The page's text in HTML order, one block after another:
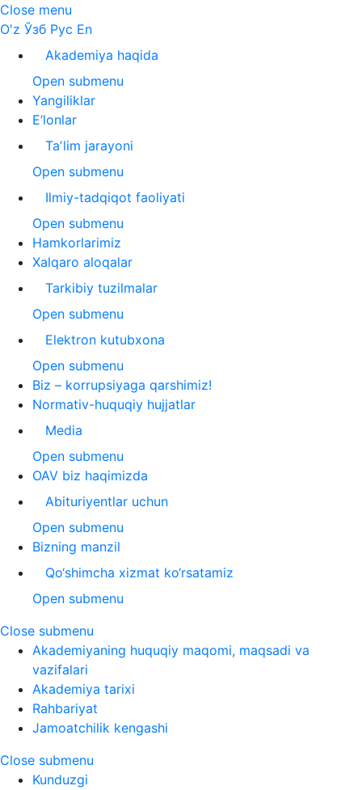
Close menu
O'z Ўзб Рус En
Akademiya haqida
Open submenu
Yangiliklar
E’lonlar
Taʼlim jarayoni
Open submenu
Ilmiy-tadqiqot faoliyati
Open submenu
Hamkorlarimiz
Xalqaro aloqalar
Tarkibiy tuzilmalar
Open submenu
Elektron kutubxona
Open submenu
Biz – korrupsiyaga qarshimiz!
Normativ-huquqiy hujjatlar
Media
Open submenu
OAV biz haqimizda
Abituriyentlar uchun
Open submenu
Bizning manzil
Qo‘shimcha xizmat ko‘rsatamiz
Open submenu
Close submenu
Akademiyaning huquqiy maqomi, maqsadi va
vazifalari
Akademiya tarixi
Rahbariyat
Jamoatchilik kengashi
Close submenu
Kunduzgi